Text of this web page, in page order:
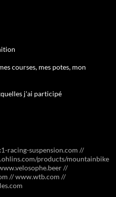
courses, mes potes, mon
j'ai participé
racing-suspension.com //
products/mountainbike
//
// www.wtb.com //